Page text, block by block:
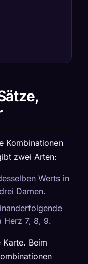
Kombinationen
zwei Arten:
Werts in
Damen.
Herz 7, 8, 9.
Beim